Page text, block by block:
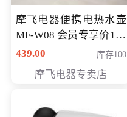
摩飞电器便携电热水壶
MF-W08 会员专享价198
元
439.00 库存100
摩飞电器专卖店